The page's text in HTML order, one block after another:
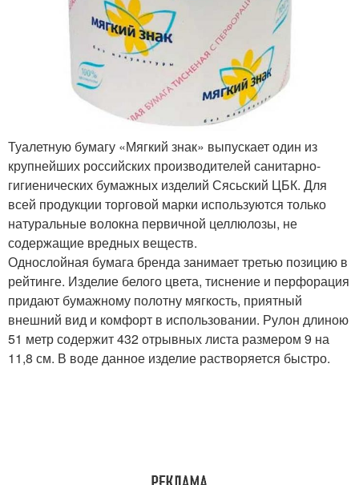
Туалетную бумагу «Мягкий знак» выпускает один из
крупнейших российских производителей санитарно-
гигиенических бумажных изделий Сясьский ЦБК. Для
всей продукции торговой марки используются только
натуральные волокна первичной целлюлозы, не
содержащие вредных веществ.
Однослойная бумага бренда занимает третью позицию в
рейтинге. Изделие белого цвета, тиснение и перфорация
придают бумажному полотну мягкость, приятный
внешний вид и комфорт в использовании. Рулон длиною
51 метр содержит 432 отрывных листа размером 9 на
11,8 см. В воде данное изделие растворяется быстро.